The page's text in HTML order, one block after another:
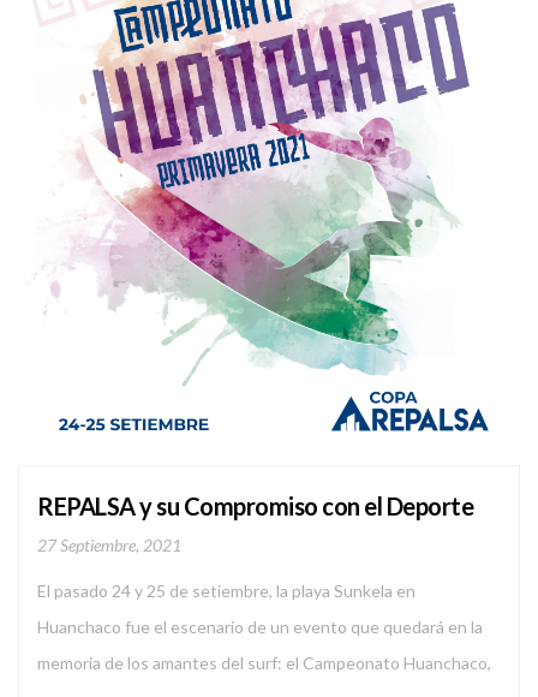
REPALSA y su Compromiso con el Deporte
27 Septiembre, 2021
El pasado 24 y 25 de setiembre, la playa Sunkela en
Huanchaco fue el escenario de un evento que quedará en la
memoria de los amantes del surf: el Campeonato Huanchaco,